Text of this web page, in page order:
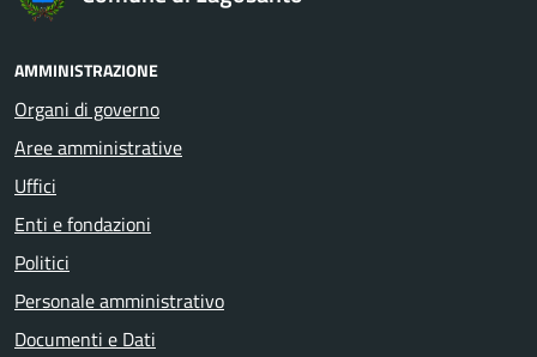
AMMINISTRAZIONE
Organi di governo
Aree amministrative
Uffici
Enti e fondazioni
Politici
Personale amministrativo
Documenti e Dati